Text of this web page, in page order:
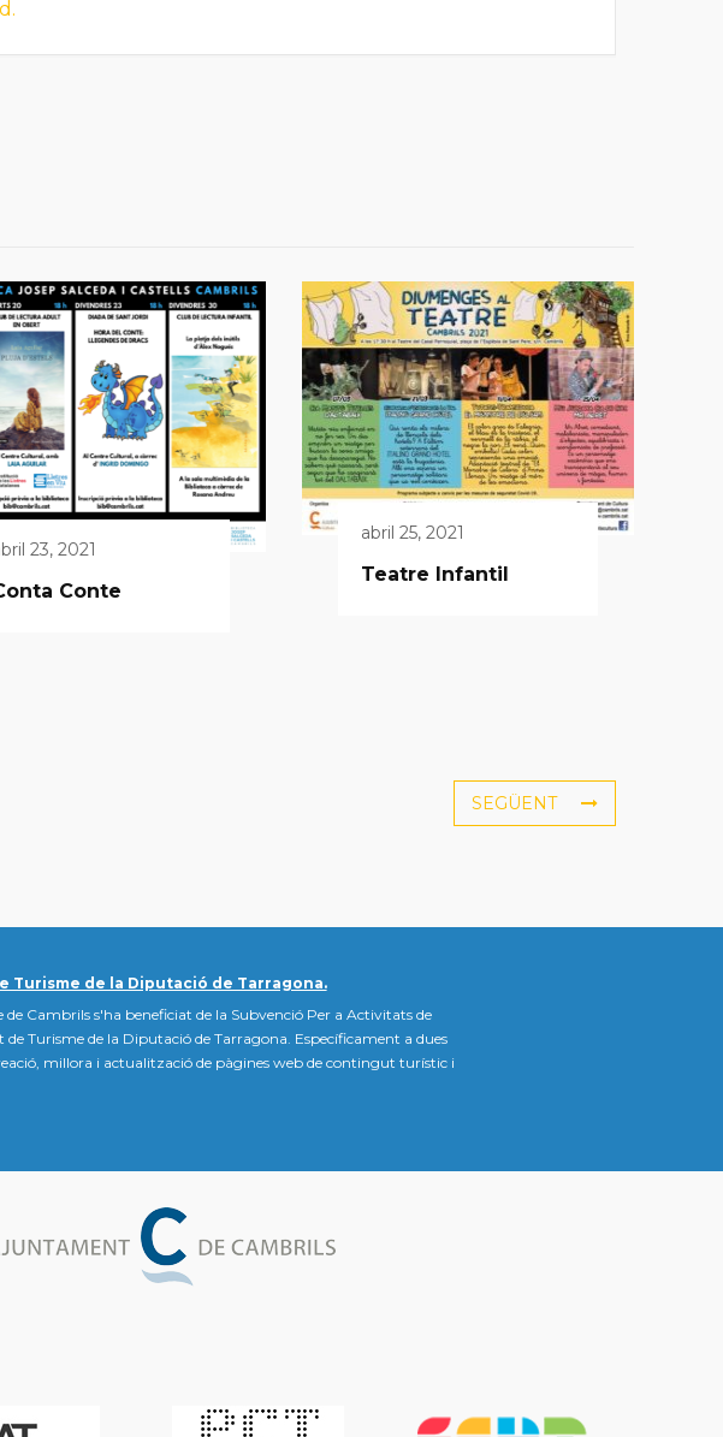
23, 2021
Conte
abril 25, 2021
Teatre Infantil
SEGÜENT
Turisme de la Diputació de Tarragona.
Cambrils s'ha beneficiat de la Subvenció Per a Activitats de
Turisme de la Diputació de Tarragona. Específicament a dues
millora i actualització de pàgines web de contingut turístic i